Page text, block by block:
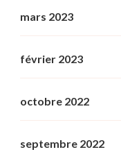
mars 2023
février 2023
octobre 2022
septembre 2022